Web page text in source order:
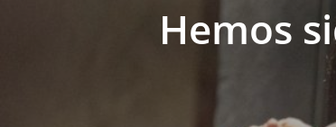
Hemos